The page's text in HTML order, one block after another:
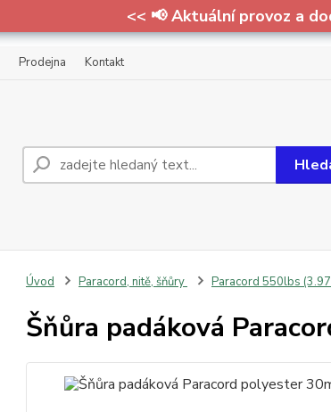
<< 📢 Aktuální provoz a
Prodejna Kontakt
Úvod Paracord, nitě, šňůry Paracord 550lbs
Šňůra padáková